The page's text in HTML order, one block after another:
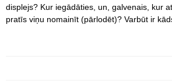
displejs? Kur iegādāties, un, galvenais, kur
pratīs viņu nomainīt (pārlodēt)? Varbūt ir